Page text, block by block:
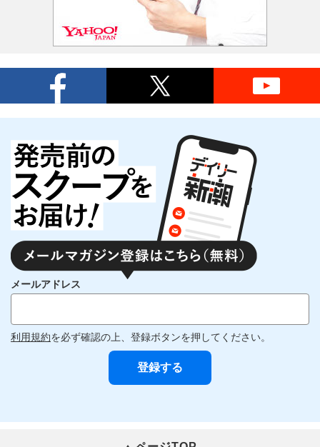
メールアドレス
利用規約を必ず確認の上、登録ボタンを押してください。